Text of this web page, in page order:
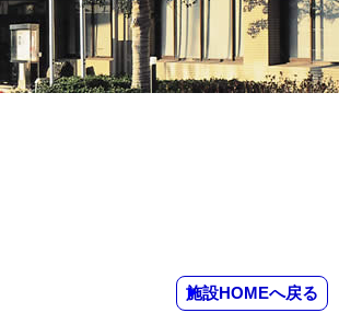
施設HOMEへ戻る